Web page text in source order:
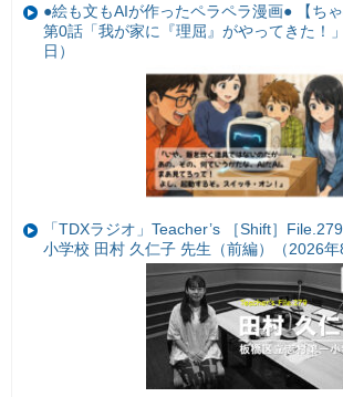
●絵も文もAIが作ったペラペラ漫画● 【ちゃ
第0話「我が家に『理屈』がやってきた！
日）
「TDXラジオ」Teacher’s ［Shift］
小学校 田村 久仁子 先生（前編）（2026年